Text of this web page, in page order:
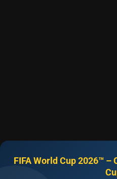
FIFA World Cup 2026™ –